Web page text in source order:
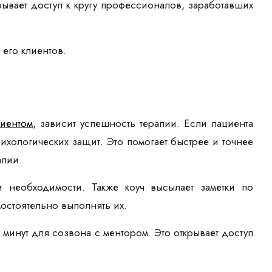
доступ к кругу профессионалов, заработавших
клиентов.
, зависит успешность терапии. Если пациента
защит. Это помогает быстрее и точнее
Также коуч высылает заметки по
выполнять их.
для созвона с ментором. Это открывает доступ